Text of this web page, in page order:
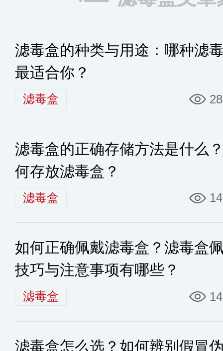
滤毒盒的种类与用途：哪种滤
最适合你？
滤毒盒
滤毒盒的正确存储方法是什么
何存放滤毒盒？
滤毒盒
如何正确佩戴滤毒盒？滤毒盒
技巧与注意事项有哪些？
滤毒盒
滤毒盒怎么选？如何辨别假冒